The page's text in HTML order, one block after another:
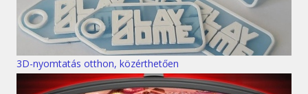
3D-nyomtatás otthon, közérthetően